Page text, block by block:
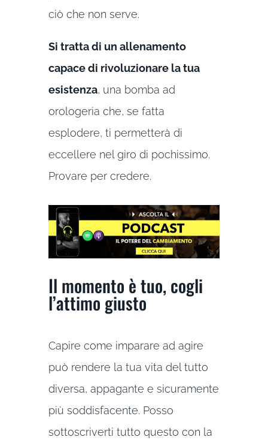
ciò che non serve.
Si tratta di un allenamento
capace di rivoluzionare la tua
esistenza, una bomba ad
orologeria che, se fatta
esplodere, ti permetterà di
eccellere nel giro di pochissimo.
Provare per credere.
Il momento è tuo, cogli
l’attimo giusto
Capire come imparare ad agire
può rendere la tua vita del tutto
diversa, appagante e sicuramente
più soddisfacente. Posso
sottoscriverti tutto questo con la